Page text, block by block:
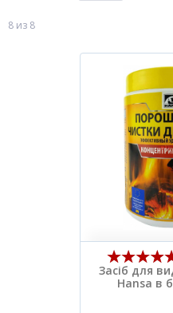
8 из 8
Засіб для
Hansa в